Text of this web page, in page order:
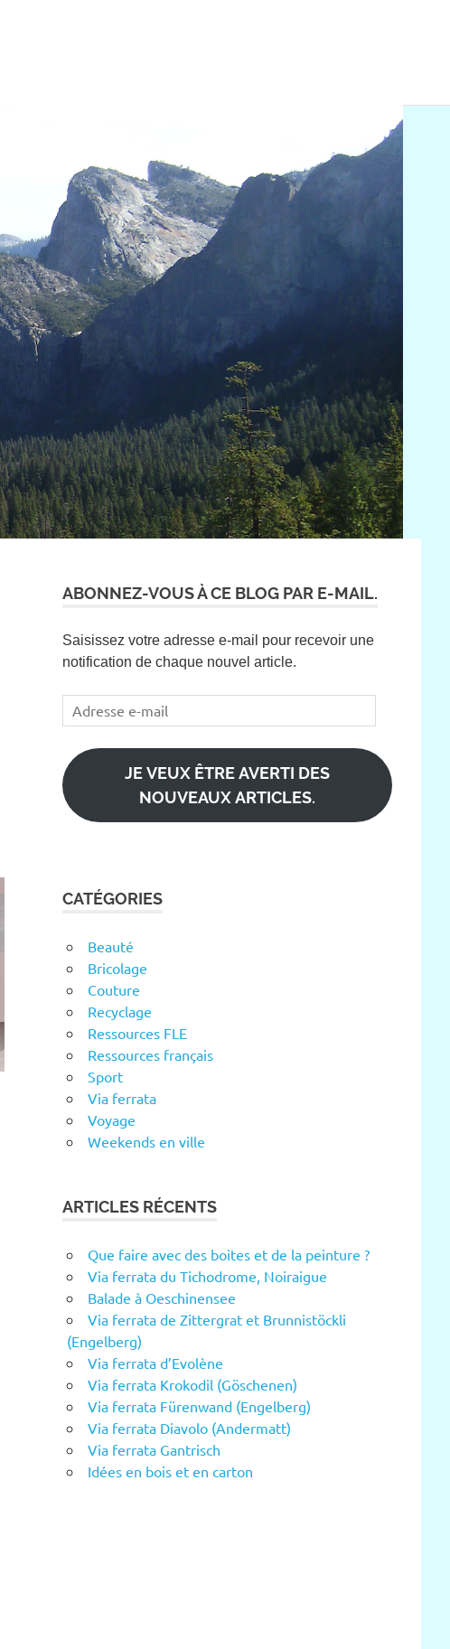
ABONNEZ-VOUS À CE BLOG PAR E-MAIL.
Saisissez votre adresse e-mail pour recevoir une
notification de chaque nouvel article.
Adresse
e-
mail
JE VEUX ÊTRE AVERTI DES
NOUVEAUX ARTICLES.
CATÉGORIES
Beauté
Bricolage
Couture
Recyclage
Ressources FLE
Ressources français
Sport
Via ferrata
Voyage
Weekends en ville
ARTICLES RÉCENTS
Que faire avec des boites et de la peinture ?
Via ferrata du Tichodrome, Noiraigue
Balade à Oeschinensee
Via ferrata de Zittergrat et Brunnistöckli
(Engelberg)
Via ferrata d’Evolène
Via ferrata Krokodil (Göschenen)
Via ferrata Fürenwand (Engelberg)
Via ferrata Diavolo (Andermatt)
Via ferrata Gantrisch
Idées en bois et en carton